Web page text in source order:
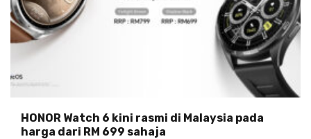
HONOR Watch 6 kini rasmi di Malaysia pada
harga dari RM 699 sahaja